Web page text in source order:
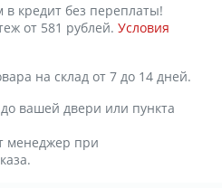
в кредит без переплаты!
от 581 рублей. Условия
на склад от 7 до 14 дней.
вашей двери или пункта
менеджер при